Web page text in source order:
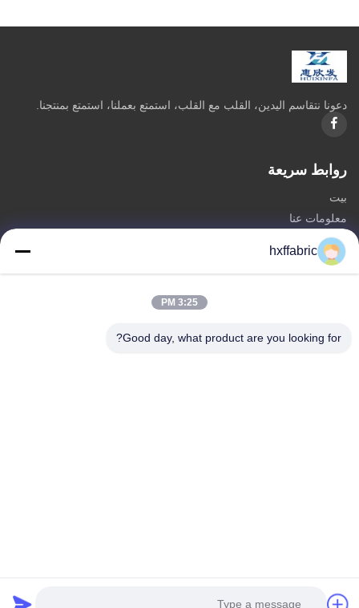
دعونا نتقاسم اليدين، القلب مع القلب، استمتع بعملنا، استمتع بمنتجنا.
روابط سريعة
بيت
معلومات عنا
المنتجات
اتصل بنا
الحقوق محفوظة |
hxffabric
3:25 PM
Good day, what product are you looking for?